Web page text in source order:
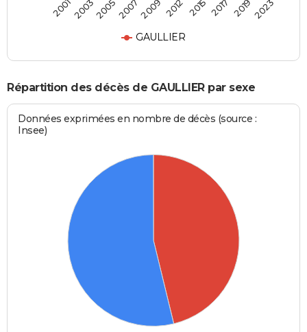
GAULLIER
20012003200520072009 2012 2015 2017 20192023
Répartition des décès de GAULLIER par sexe
Données exprimées en nombre de décès (source :
Insee)